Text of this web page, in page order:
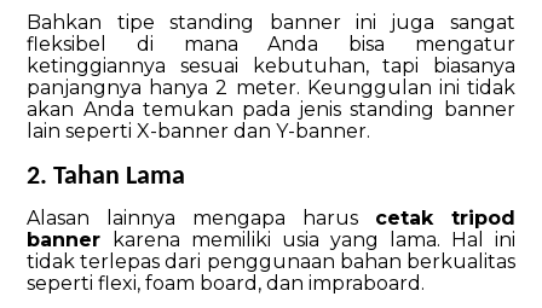
Bahkan tipe standing banner ini juga sangat
fleksibel di
mana Anda bisa mengatur
ketinggiannya sesuai kebutuhan, tapi biasanya
panjangnya hanya 2 meter. Keunggulan ini tidak
akan Anda temukan pada jenis standing banner
lain seperti X-banner dan Y-banner.
2. Tahan Lama
Alasan lainnya mengapa harus cetak tripod
banner
karena memiliki usia yang lama. Hal ini
tidak terlepas dari penggunaan bahan berkualitas
seperti flexi, foam board, dan impraboard.